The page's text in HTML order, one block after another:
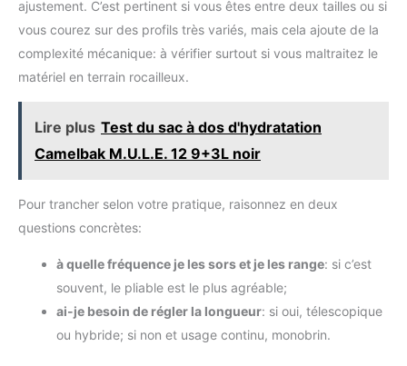
randonnée. Les bâtons de
sont aisés à transporter,
allégeant considérablement la
charge portée par les
confiance totale lors de vos
nordique et aux voyages. Avant chaque utilisation, vérifiez que
les verrous, pointes et embouts sont correctement fixés
ajustement. C’est pertinent si vous êtes entre deux tailles ou si
vous courez sur des profils très variés, mais cela ajoute de la
complexité mécanique: à vérifier surtout si vous maltraitez le
matériel en terrain rocailleux.
Lire plus Test du sac à dos d'hydratation
Camelbak M.U.L.E. 12 9+3L noir
Pour trancher selon votre pratique, raisonnez en deux
questions concrètes:
à quelle fréquence je les sors et je les range: si c’est
souvent, le pliable est le plus agréable;
ai-je besoin de régler la longueur: si oui, télescopique
ou hybride; si non et usage continu, monobrin.